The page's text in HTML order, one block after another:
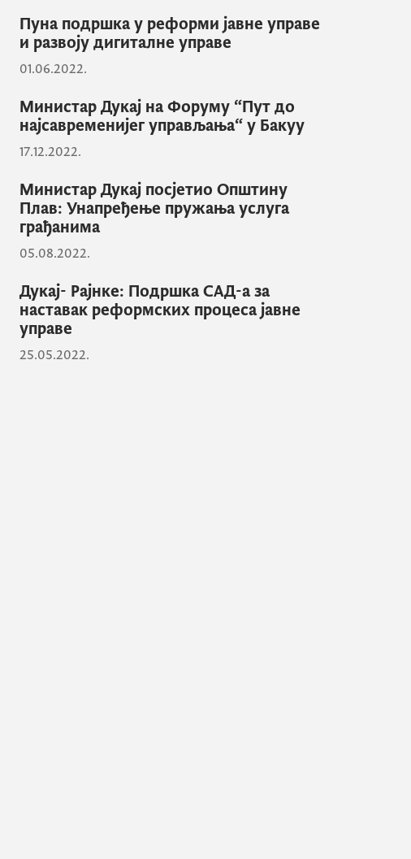
Пуна подршка у реформи јавне управе
и развоју дигиталне управе
01.06.2022.
Министар Дукај на Форуму “Пут до
најсавременијег управљања“ у Бакуу
17.12.2022.
Министар Дукај посјетио Општину
Плав: Унапређење пружања услуга
грађанима
05.08.2022.
Дукај- Рајнке: Подршка САД-а за
наставак реформских процеса јавне
управе
25.05.2022.